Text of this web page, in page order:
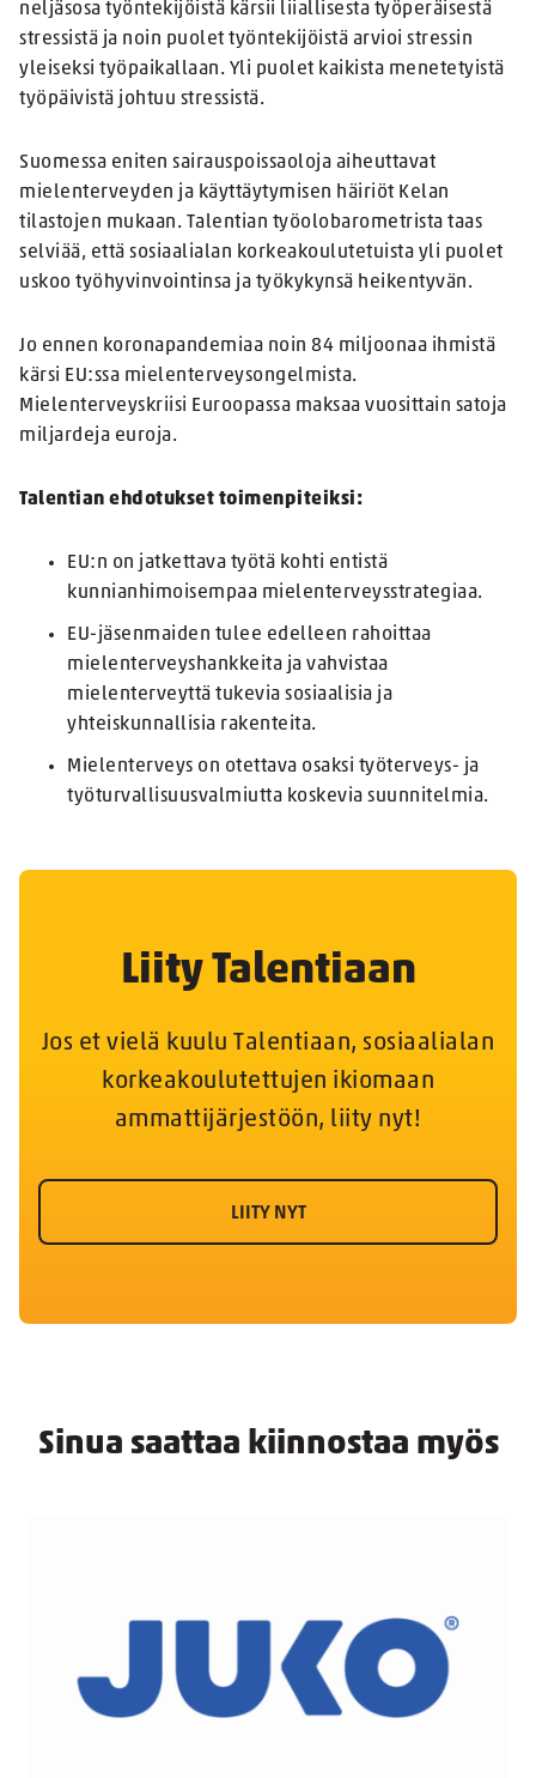
neljäsosa työntekijöistä kärsii liiallisesta työperäisestä
stressistä ja noin puolet työntekijöistä arvioi stressin
yleiseksi työpaikallaan. Yli puolet kaikista menetetyistä
työpäivistä johtuu stressistä.
Suomessa eniten sairauspoissaoloja aiheuttavat
mielenterveyden ja käyttäytymisen häiriöt Kelan
tilastojen mukaan. Talentian työolobarometrista taas
selviää, että sosiaalialan korkeakoulutetuista yli puolet
uskoo työhyvinvointinsa ja työkykynsä heikentyvän.
Jo ennen koronapandemiaa noin 84 miljoonaa ihmistä
kärsi EU:ssa mielenterveysongelmista.
Mielenterveyskriisi Euroopassa maksaa vuosittain satoja
miljardeja euroja.
Talentian ehdotukset toimenpiteiksi:
EU:n on jatkettava työtä kohti entistä
kunnianhimoisempaa mielenterveysstrategiaa.
EU-jäsenmaiden tulee edelleen rahoittaa
mielenterveyshankkeita ja vahvistaa
mielenterveyttä tukevia sosiaalisia ja
yhteiskunnallisia rakenteita.
Mielenterveys on otettava osaksi työterveys- ja
työturvallisuusvalmiutta koskevia suunnitelmia.
Liity Talentiaan
Jos et vielä kuulu Talentiaan, sosiaalialan
korkeakoulutettujen ikiomaan
ammattijärjestöön, liity nyt!
LIITY NYT
Sinua saattaa kiinnostaa myös